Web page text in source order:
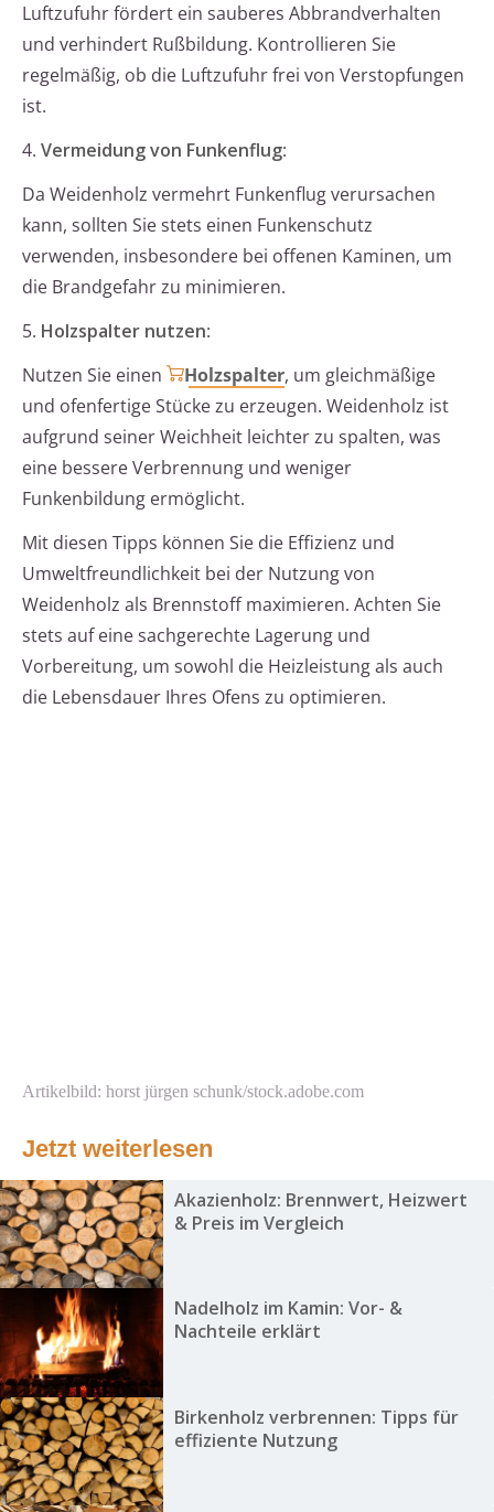
Luftzufuhr fördert ein sauberes Abbrandverhalten
und verhindert Rußbildung. Kontrollieren Sie
regelmäßig, ob die Luftzufuhr frei von Verstopfungen
ist.
4. Vermeidung von Funkenflug:
Da Weidenholz vermehrt Funkenflug verursachen
kann, sollten Sie stets einen Funkenschutz
verwenden, insbesondere bei offenen Kaminen, um
die Brandgefahr zu minimieren.
5. Holzspalter nutzen:
Nutzen Sie einen
Holzspalter, um gleichmäßige
und ofenfertige Stücke zu erzeugen. Weidenholz ist
aufgrund seiner Weichheit leichter zu spalten, was
eine bessere Verbrennung und weniger
Funkenbildung ermöglicht.
Mit diesen Tipps können Sie die Effizienz und
Umweltfreundlichkeit bei der Nutzung von
Weidenholz als Brennstoff maximieren. Achten Sie
stets auf eine sachgerechte Lagerung und
Vorbereitung, um sowohl die Heizleistung als auch
die Lebensdauer Ihres Ofens zu optimieren.
Artikelbild: horst jürgen schunk/stock.adobe.com
Jetzt weiterlesen
Akazienholz: Brennwert, Heizwert
& Preis im Vergleich
Nadelholz im Kamin: Vor- &
Nachteile erklärt
Birkenholz verbrennen: Tipps für
effiziente Nutzung